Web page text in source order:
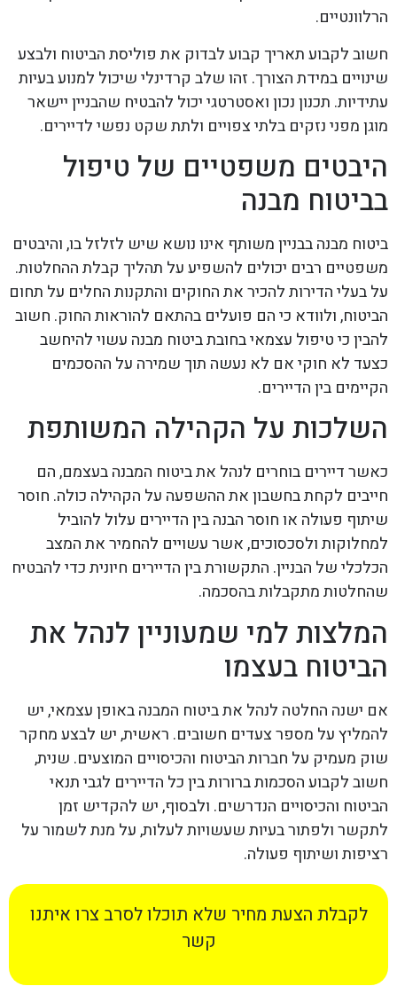
הרלוונטיים.
חשוב לקבוע תאריך קבוע לבדוק את פוליסת הביטוח ולבצע
שינויים במידת הצורך. זהו שלב קרדינלי שיכול למנוע בעיות
עתידיות. תכנון נכון ואסטרטגי יכול להבטיח שהבניין יישאר
מוגן מפני נזקים בלתי צפויים ולתת שקט נפשי לדיירים.
היבטים משפטיים של טיפול
בביטוח מבנה
ביטוח מבנה בבניין משותף אינו נושא שיש לזלזל בו, והיבטים
משפטיים רבים יכולים להשפיע על תהליך קבלת ההחלטות.
על בעלי הדירות להכיר את החוקים והתקנות החלים על תחום
הביטוח, ולוודא כי הם פועלים בהתאם להוראות החוק. חשוב
להבין כי טיפול עצמאי בחובת ביטוח מבנה עשוי להיחשב
כצעד לא חוקי אם לא נעשה תוך שמירה על ההסכמים
הקיימים בין הדיירים.
השלכות על הקהילה המשותפת
כאשר דיירים בוחרים לנהל את ביטוח המבנה בעצמם, הם
חייבים לקחת בחשבון את ההשפעה על הקהילה כולה. חוסר
שיתוף פעולה או חוסר הבנה בין הדיירים עלול להוביל
למחלוקות ולסכסוכים, אשר עשויים להחמיר את המצב
הכלכלי של הבניין. התקשורת בין הדיירים חיונית כדי להבטיח
שהחלטות מתקבלות בהסכמה.
המלצות למי שמעוניין לנהל את
הביטוח בעצמו
אם ישנה החלטה לנהל את ביטוח המבנה באופן עצמאי, יש
להמליץ על מספר צעדים חשובים. ראשית, יש לבצע מחקר
שוק מעמיק על חברות הביטוח והכיסויים המוצעים. שנית,
חשוב לקבוע הסכמות ברורות בין כל הדיירים לגבי תנאי
הביטוח והכיסויים הנדרשים. ולבסוף, יש להקדיש זמן
לתקשר ולפתור בעיות שעשויות לעלות, על מנת לשמור על
רציפות ושיתוף פעולה.
לקבלת הצעת מחיר שלא תוכלו לסרב צרו איתנו
קשר